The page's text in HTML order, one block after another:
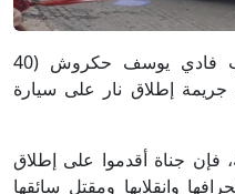
الداخل المحتل/PNN-مقتل الشاب فادي يوسف حكروش (40
جريمة إطلاق نار على سيارة
فإن جناة أقدموا على إطلاق
وانقلابها ومقتل سائقها